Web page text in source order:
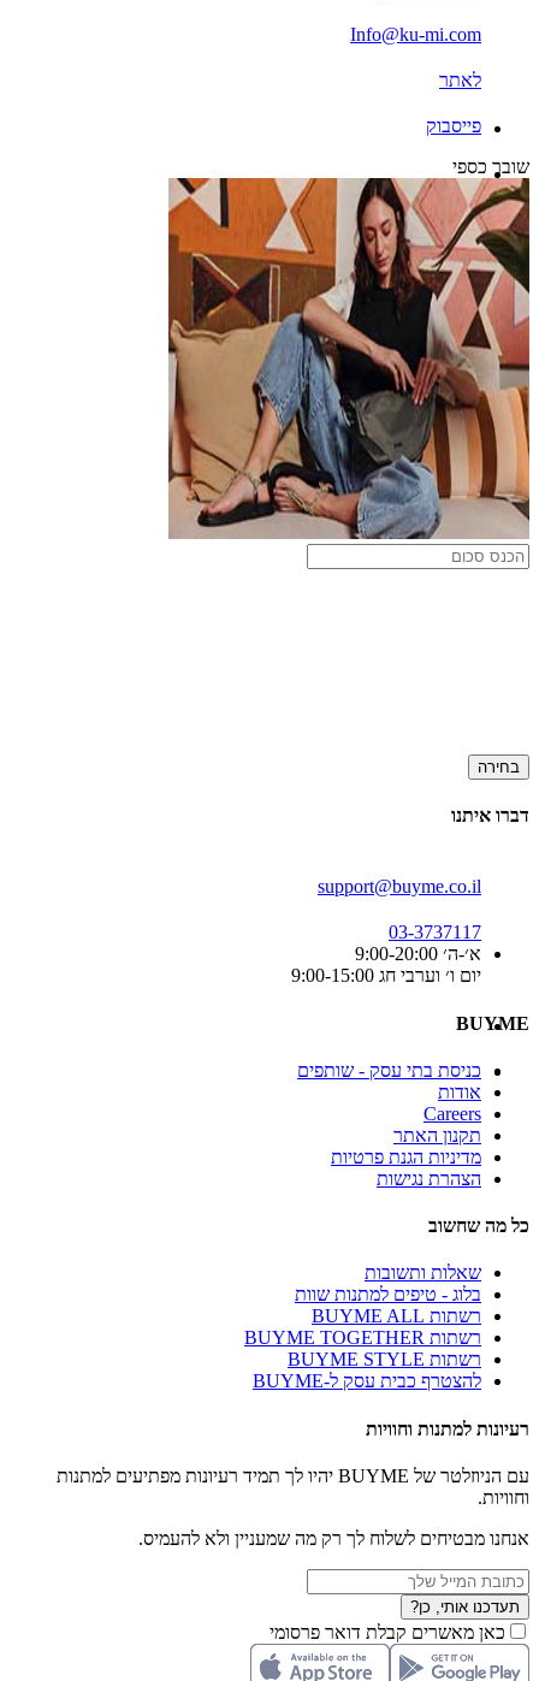
Info@ku-mi.com
לאתר
פייסבוק
שובר כספי
בחירה
דברו איתנו
support@buyme.co.il
03-3737117
א׳-ה׳ 9:00-20:00
יום ו׳ וערבי חג 9:00-15:00
BUYME
כניסת בתי עסק - שותפים
אודות
Careers
תקנון האתר
מדיניות הגנת פרטיות
הצהרת נגישות
כל מה שחשוב
שאלות ותשובות
בלוג - טיפים למתנות שוות
רשתות BUYME ALL
רשתות BUYME TOGETHER
רשתות BUYME STYLE
להצטרף כבית עסק ל-BUYME
רעיונות למתנות וחוויות
עם הניוזלטר של BUYME יהיו לך תמיד רעיונות מפתיעים למתנות
וחוויות.
אנחנו מבטיחים לשלוח לך רק מה שמעניין ולא להעמיס.
תעדכנו אותי, כן?
כאן מאשרים קבלת דואר פרסומי